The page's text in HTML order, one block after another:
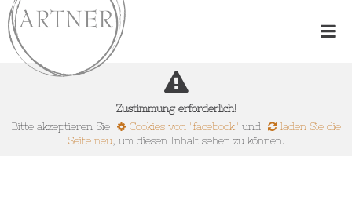
Zustimmung erforderlich!
Bitte akzeptieren Sie
Cookies von "facebook" und
laden Sie die
Seite neu, um diesen Inhalt sehen zu können.